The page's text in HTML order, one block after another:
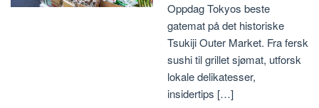
Oppdag Tokyos beste
gatemat på det historiske
Tsukiji Outer Market. Fra fersk
sushi til grillet sjømat, utforsk
lokale delikatesser,
insidertips […]